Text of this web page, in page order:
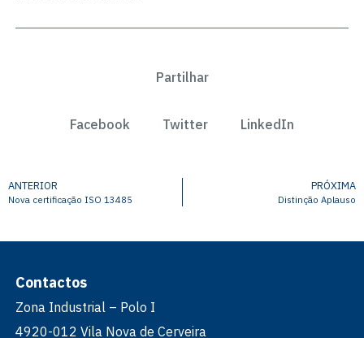
Partilhar
Facebook Twitter LinkedIn
ANTERIOR
Nova certificação ISO 13485
PRÓXIMA
Distinção Aplauso
Contactos
Zona Industrial – Polo I
4920-012 Vila Nova de Cerveira